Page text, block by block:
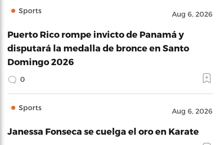
Sports Aug 6, 2026
Puerto Rico rompe invicto de Panamá y
disputará la medalla de bronce en Santo
Domingo 2026
0
Sports Aug 6, 2026
Janessa Fonseca se cuelga el oro en Karate